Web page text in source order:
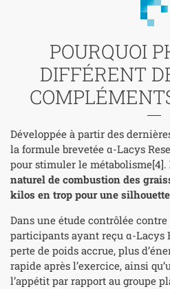
POURQUOI
DIFFÉRENT
Développée à partir des
la formule brevetée α-Lacys
pour stimuler le métabolisme[4].
naturel de combustion des
kilos en trop pour une
Dans une étude contrôlée contre
participants ayant reçu α-Lacys
perte de poids accrue, plus
rapide après l’exercice, ainsi
l’appétit par rapport au groupe